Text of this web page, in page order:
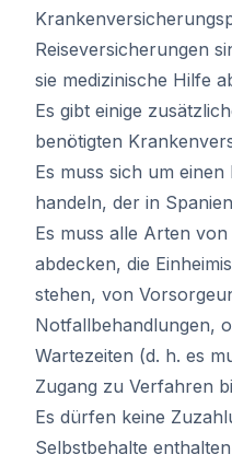
Reiseversicherungen
sie medizinische Hilfe
Es gibt einige
benötigten
Es muss sich um
handeln, der in
Es muss alle Arten
abdecken, die
stehen, von
Notfallbehandlungen,
Wartezeiten (d. h. es
Zugang zu Verfahren
Es dürfen keine
Selbstbehalte